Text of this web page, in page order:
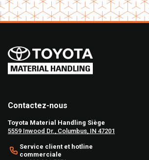
Contactez-nous
Toyota Material Handling Siège
5559 Inwood Dr., Columbus, IN 47201
Service client et hotline
commerciale